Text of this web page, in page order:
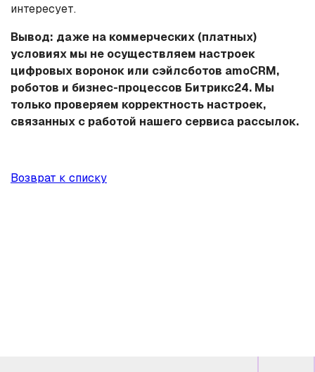
интересует.
Вывод: даже на коммерческих (платных)
условиях мы не осуществляем настроек
цифровых воронок или сэйлсботов amoCRM,
роботов и бизнес-процессов Битрикс24. Мы
только проверяем корректность настроек,
связанных с работой нашего сервиса рассылок.
Возврат к списку